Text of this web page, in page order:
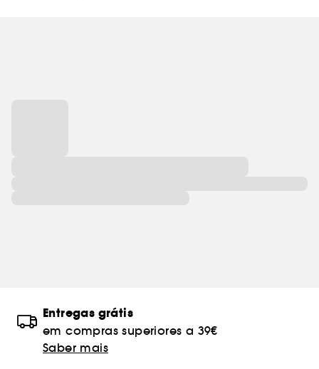
Entregas grátis
em compras superiores a 39€
Saber mais